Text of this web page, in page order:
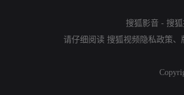
搜狐影音 - 搜
请仔细阅读 搜狐视频隐私政策、